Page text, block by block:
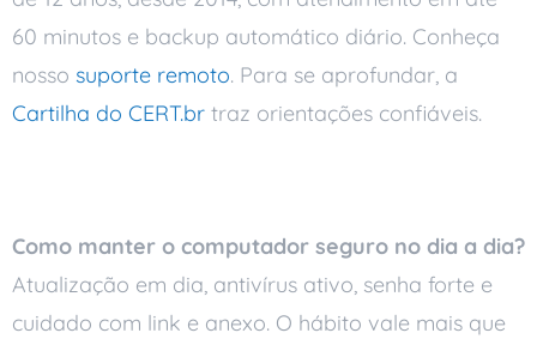
60 minutos e backup automático diário. Conheça
nosso suporte remoto. Para se aprofundar, a
Cartilha do CERT.br traz orientações confiáveis.
Como manter o computador seguro no dia a dia?
Atualização em dia, antivírus ativo, senha forte e
cuidado com link e anexo. O hábito vale mais que